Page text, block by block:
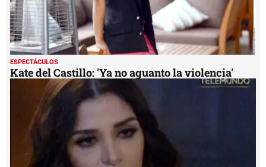
ESPECTÁCULOS
Kate del Castillo: 'Ya no aguanto la violencia'